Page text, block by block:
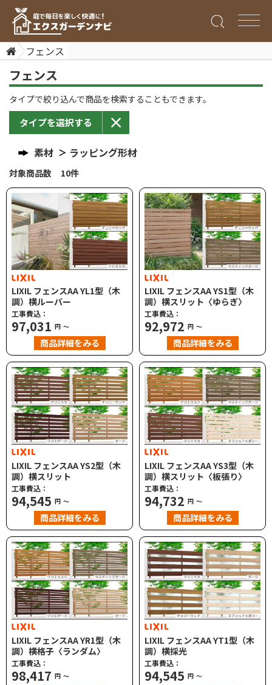
フェンス
フェンス
タイプで絞り込んで商品を検索することもできます。
タイプを選択する
素材 ラッピング形材
対象商品数 10件
LIXIL フェンスAA YL1型（木
調）横ルーバー
工事費込：
97,031 円 ～
商品詳細をみる
LIXIL フェンスAA YS1型（木
調）横スリット〈ゆらぎ〉
工事費込：
92,972 円 ～
商品詳細をみる
LIXIL フェンスAA YS2型（木
調）横スリット
工事費込：
94,545 円 ～
商品詳細をみる
LIXIL フェンスAA YS3型（木
調）横スリット〈板張り〉
工事費込：
94,732 円 ～
商品詳細をみる
LIXIL フェンスAA YR1型（木
調）横格子〈ランダム〉
工事費込：
98,417 円 ～
LIXIL フェンスAA YT1型（木
調）横採光
工事費込：
94,545 円 ～